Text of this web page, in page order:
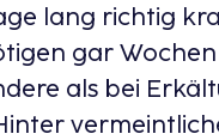
lang richtig
gar
als bei